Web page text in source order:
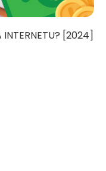
INTERNETU? [2024]